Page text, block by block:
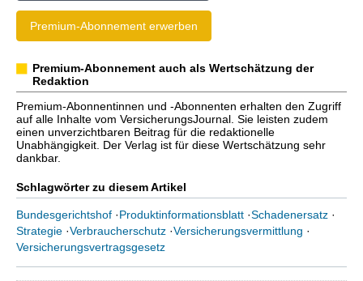
Premium-Abonnement erwerben
Premium-Abonnement auch als Wertschätzung der
Redaktion
Premium-Abonnentinnen und -Abonnenten erhalten den Zugriff
auf alle Inhalte vom VersicherungsJournal. Sie leisten zudem
einen unverzichtbaren Beitrag für die redaktionelle
Unabhängigkeit. Der Verlag ist für diese Wertschätzung sehr
dankbar.
Schlagwörter zu diesem Artikel
Bundesgerichtshof ·Produktinformationsblatt ·Schadenersatz ·
Strategie ·Verbraucherschutz ·Versicherungsvermittlung ·
Versicherungsvertragsgesetz